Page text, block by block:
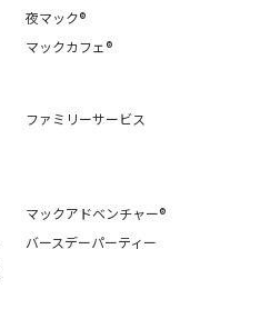
夜マック®
マックカフェ®
ファミリーサービス
マックアドベンチャー®
バースデーパーティー